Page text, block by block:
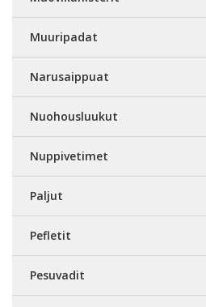
Muuripadat
Narusaippuat
Nuohousluukut
Nuppivetimet
Paljut
Pefletit
Pesuvadit